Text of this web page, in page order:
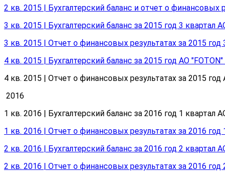
2 кв. 2015 | Бухгалтерский баланс и отчет о финансовых
3 кв. 2015 | Бухгалтерский баланс за 2015 год 3 квартал
3 кв. 2015 | Отчет о финансовых результатах за 2015 год
4 кв. 2015 | Бухгалтерский баланс за 2015 год АО "FOTON"
4 кв. 2015 | Отчет о финансовых результатах за 2015 год
2016
1 кв. 2016 | Бухгалтерский баланс за 2016 год 1 квартал
1 кв. 2016 | Отчет о финансовых результатах за 2016 год
2 кв. 2016 | Бухгалтерский баланс за 2016 год 2 квартал
2 кв. 2016 | Отчет о финансовых результатах за 2016 год